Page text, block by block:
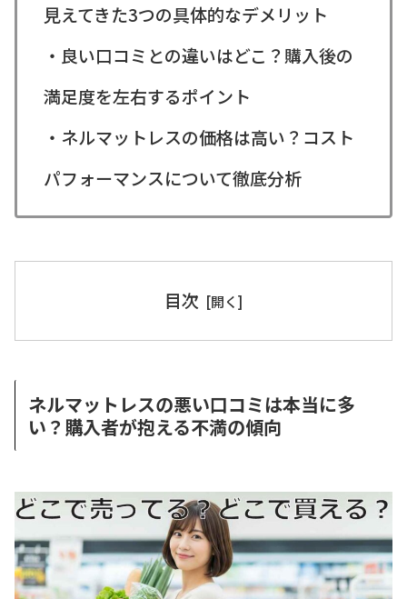
見えてきた3つの具体的なデメリット
・良い口コミとの違いはどこ？購入後の
満足度を左右するポイント
・ネルマットレスの価格は高い？コスト
パフォーマンスについて徹底分析
目次
ネルマットレスの悪い口コミは本当に多
い？購入者が抱える不満の傾向